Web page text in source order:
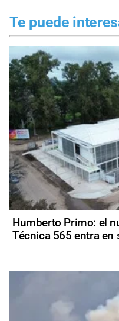
Te puede
Humberto Primo: el
Técnica 565 entra en